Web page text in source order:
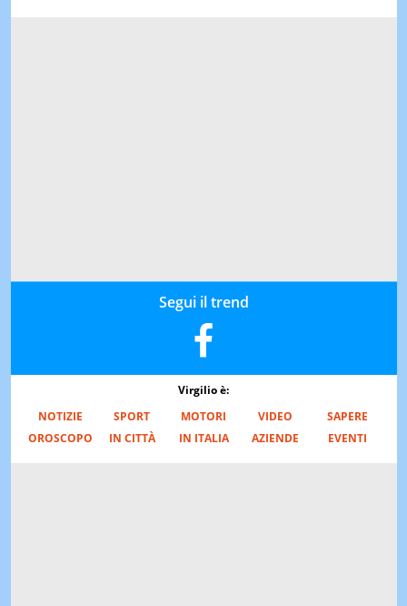
Segui il trend
Virgilio è:
NOTIZIE
SPORT MOTORI VIDEO
SAPERE
OROSCOPO
IN CITTÀ IN ITALIA AZIENDE EVENTI